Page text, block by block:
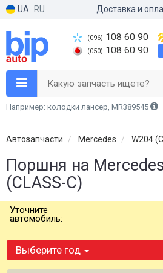
UA RU Доставка и
(096) 108 60 90
(050) 108 60 90
Какую запчасть ищете?
Например: колодки лансер, MR389545
Автозапчасти Mercedes W204
Поршня на
(CLASS-C)
Уточните
автомобиль:
Выберите год